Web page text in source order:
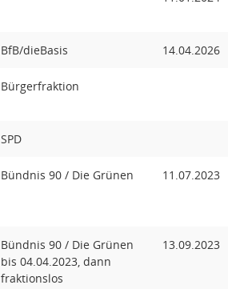
BfB/dieBasis 14.04.2026
Bürgerfraktion
SPD
Bündnis 90 / Die Grünen 11.07.2023
Bündnis 90 / Die Grünen
bis 04.04.2023, dann
fraktionslos
13.09.2023